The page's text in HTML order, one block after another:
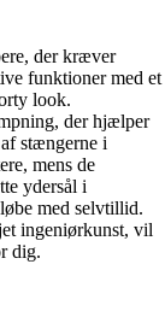
der kræver
funktioner med et
look.
der hjælper
stængerne i
mens de
ydersål i
med selvtillid.
ingeniørkunst, vil
dig.